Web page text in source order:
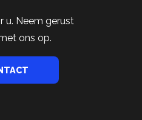
u. Neem gerust
ons op.